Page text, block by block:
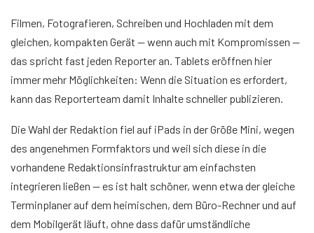
Filmen, Fotografieren, Schreiben und Hochladen mit dem
gleichen, kompakten Gerät — wenn auch mit Kompromissen —
das spricht fast jeden Reporter an. Tablets eröffnen hier
immer mehr Möglichkeiten: Wenn die Situation es erfordert,
kann das Reporterteam damit Inhalte schneller publizieren.
Die Wahl der Redaktion fiel auf iPads in der Größe Mini, wegen
des angenehmen Formfaktors und weil sich diese in die
vorhandene Redaktionsinfrastruktur am einfachsten
integrieren ließen — es ist halt schöner, wenn etwa der gleiche
Terminplaner auf dem heimischen, dem Büro-Rechner und auf
dem Mobilgerät läuft, ohne dass dafür umständliche